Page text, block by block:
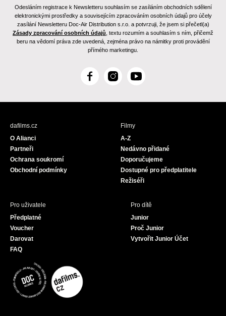
Odesláním registrace k Newsletteru souhlasím se zasíláním obchodních sdělení
elektronickými prostředky a souvisejícím zpracováním osobních údajů pro účely
zasílání Newsletteru Doc-Air Distribution s.r.o. a potvrzuji, že jsem si přečetl(a)
Zásady zpracování osobních údajů , textu rozumím a souhlasím s ním, přičemž
beru na vědomí práva zde uvedená, zejména právo na námitky proti provádění
přímého marketingu.
F
c
I
s
Y
u
dafilms.cz
O Alianci
Partneři
Ochrana soukromí
Obchodní podmínky
Filmy
A-Z
Nedávno přidané
Doporučujeme
Dostupné pro předplatitele
Režiséři
Pro uživatele
Předplatné
Voucher
Darovat
FAQ
Pro dítě
Junior
Proč Junior
Vytvořit Junior Účet